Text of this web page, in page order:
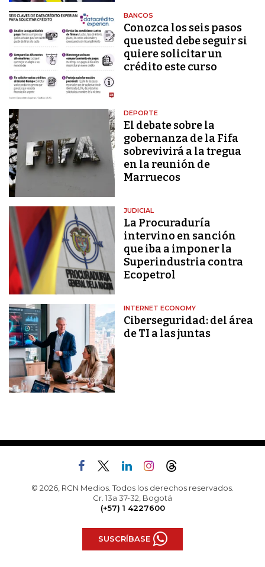
BANCOS
Conozca los seis pasos
que usted debe seguir si
quiere solicitar un
crédito este curso
DEPORTE
El debate sobre la
gobernanza de la Fifa
sobrevivirá a la tregua
en la reunión de
Marruecos
JUDICIAL
La Procuraduría
intervino en sanción
que iba a imponer la
Superindustria contra
Ecopetrol
INTERNET ECONOMY
Ciberseguridad: del área
de TI a las juntas
© 2026, RCN Medios. Todos los derechos reservados.
Cr. 13a 37-32, Bogotá
(+57) 1 4227600
SUSCRÍBASE